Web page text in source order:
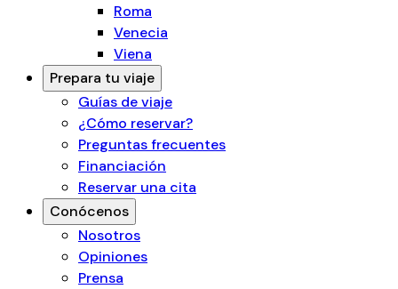
Roma
Venecia
Viena
Prepara tu viaje
Guías de viaje
¿Cómo reservar?
Preguntas frecuentes
Financiación
Reservar una cita
Conócenos
Nosotros
Opiniones
Prensa